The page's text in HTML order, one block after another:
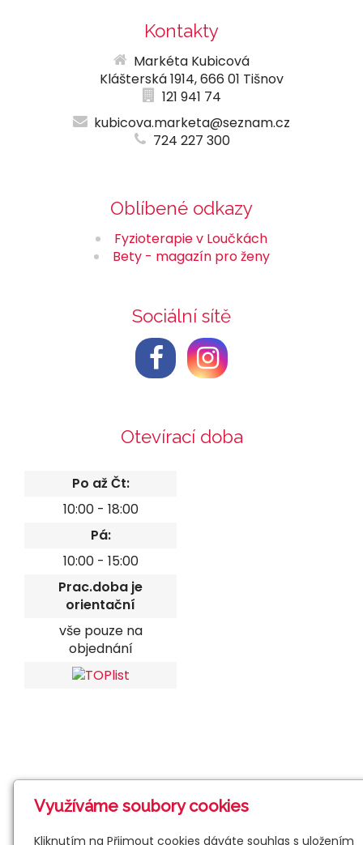
Kontakty
Markéta Kubicová
Klášterská 1914, 666 01 Tišnov
121 941 74
kubicova.marketa@seznam.cz
724 227 300
Oblíbené odkazy
Fyzioterapie v Loučkách
Bety - magazín pro ženy
Sociální sítě
Otevírací doba
Po až Čt:
10:00 - 18:00
Pá:
10:00 - 15:00
Prac.doba je
orientační
vše pouze na
objednání
Využíváme soubory cookies
Kliknutím na Přijmout cookies dáváte souhlas s uložením